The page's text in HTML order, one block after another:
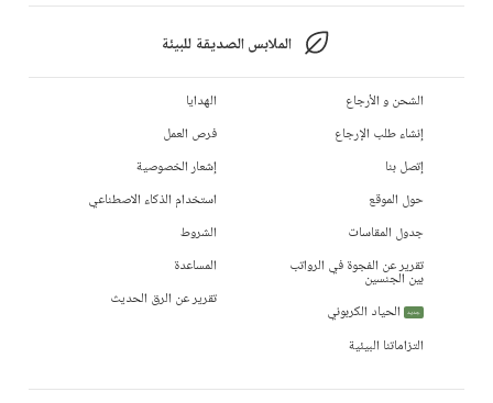
الملابس الصديقة للبيئة
الشحن و الأرجاع
إنشاء طلب الإرجاع
إتصل بنا
حول الموقع
جدول المقاسات
تقرير عن الفجوة في الرواتب
بين الجنسين
جديد
الحياد الكربوني
التزاماتنا البيئية
الهدايا
فرص العمل
إشعار الخصوصية
استخدام الذكاء الاصطناعي
الشروط
المساعدة
تقرير عن الرق الحديث